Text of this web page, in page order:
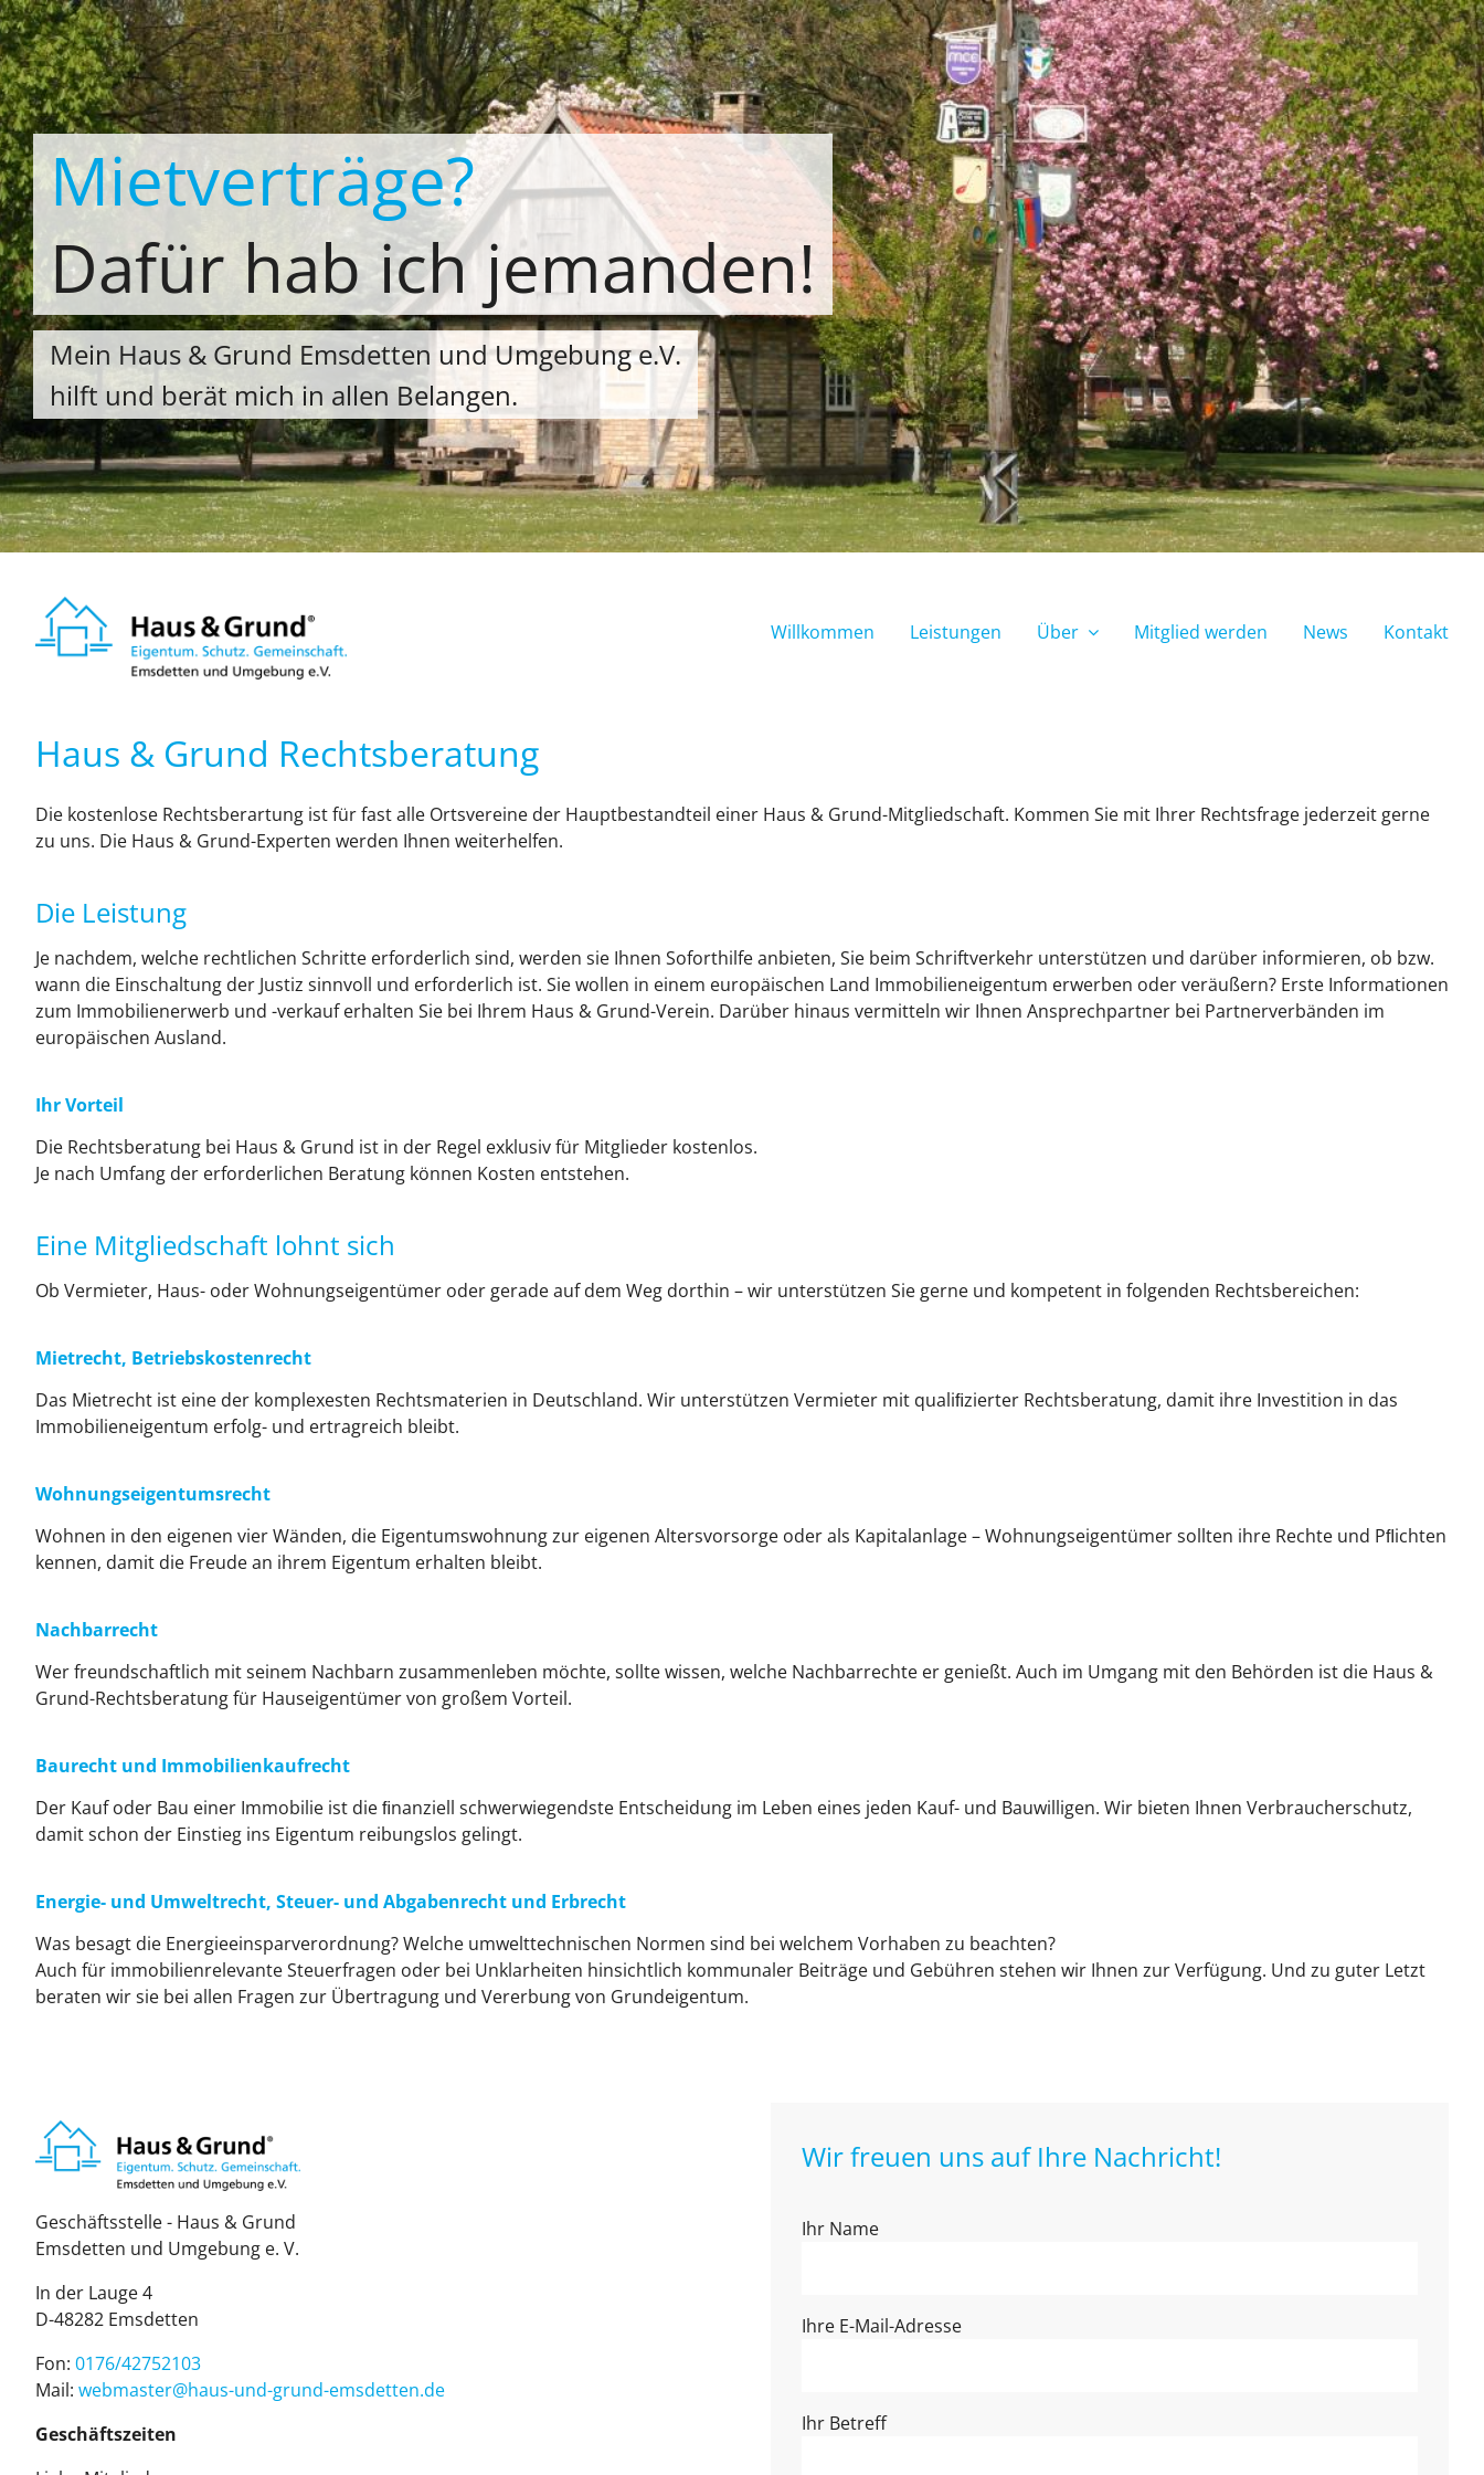
Zum
Inhalt
springen
Mietverträge?
Dafür hab ich jemanden!
Mein Haus & Grund Ems­det­ten und Um­ge­bung e.V.
hilft und berät mich in allen Belangen.
Willkommen Leistungen Über Mitglied werden News Kontakt
Haus & Grund Rechtsberatung
Die kostenlose Rechtsberartung ist für fast alle Ortsvereine der Hauptbestandteil einer Haus & Grund-Mitgliedschaft. Kommen Sie mit Ihrer Rechtsfrage jederzeit gerne
zu uns. Die Haus & Grund-Experten werden Ihnen weiterhelfen.
Die Leistung
Je nachdem, welche rechtlichen Schritte erforderlich sind, werden sie Ihnen Soforthilfe anbieten, Sie beim Schriftverkehr unterstützen und darüber informieren, ob bzw.
wann die Einschaltung der Justiz sinnvoll und erforderlich ist. Sie wollen in einem europäischen Land Immobilieneigentum erwerben oder veräußern? Erste Informationen
zum Immobilienerwerb und -verkauf erhalten Sie bei Ihrem Haus & Grund-Verein. Darüber hinaus vermitteln wir Ihnen Ansprechpartner bei Partnerverbänden im
europäischen Ausland.
Ihr Vorteil
Die Rechtsberatung bei Haus & Grund ist in der Regel exklusiv für Mitglieder kostenlos.
Je nach Umfang der erforderlichen Beratung können Kosten entstehen.
Eine Mitgliedschaft lohnt sich
Ob Vermieter, Haus- oder Wohnungseigentümer oder gerade auf dem Weg dorthin – wir unterstützen Sie gerne und kompetent in folgenden Rechtsbereichen:
Mietrecht, Betriebskostenrecht
Das Mietrecht ist eine der komplexesten Rechtsmaterien in Deutschland. Wir unterstützen Vermieter mit qualiﬁzierter Rechtsberatung, damit ihre Investition in das
Immobilieneigentum erfolg- und ertragreich bleibt.
Wohnungseigentumsrecht
Wohnen in den eigenen vier Wänden, die Eigentumswohnung zur eigenen Altersvorsorge oder als Kapitalanlage – Wohnungseigentümer sollten ihre Rechte und Pﬂichten
kennen, damit die Freude an ihrem Eigentum erhalten bleibt.
Nachbarrecht
Wer freundschaftlich mit seinem Nachbarn zusammenleben möchte, sollte wissen, welche Nachbarrechte er genießt. Auch im Umgang mit den Behörden ist die Haus &
Grund-Rechtsberatung für Hauseigentümer von großem Vorteil.
Baurecht und Immobilienkaufrecht
Der Kauf oder Bau einer Immobilie ist die ﬁnanziell schwerwiegendste Entscheidung im Leben eines jeden Kauf- und Bauwilligen. Wir bieten Ihnen Verbraucherschutz,
damit schon der Einstieg ins Eigentum reibungslos gelingt.
Energie- und Umweltrecht, Steuer- und Abgabenrecht und Erbrecht
Was besagt die Energieeinsparverordnung? Welche umwelttechnischen Normen sind bei welchem Vorhaben zu beachten?
Auch für immobilienrelevante Steuerfragen oder bei Unklarheiten hinsichtlich kommunaler Beiträge und Gebühren stehen wir Ihnen zur Verfügung. Und zu guter Letzt
beraten wir sie bei allen Fragen zur Übertragung und Vererbung von Grundeigentum.
Geschäftsstelle - Haus & Grund
Emsdetten und Umgebung e. V.
In der Lauge 4
D-48282 Emsdetten
Fon: 0176/42752103
Mail: web­mas­ter@haus-und-grund-ems­det­ten.de
Geschäftszeiten
Wir freuen uns auf Ihre Nachricht!
Ihr Name
Ihre E-Mail-Adresse
Ihr Betreff